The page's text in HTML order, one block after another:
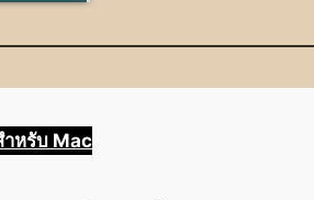
หรับ Mac